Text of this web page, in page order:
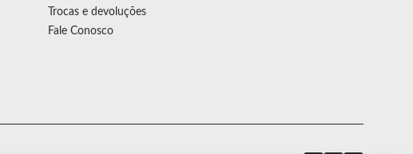
Trocas e devoluções
Fale Conosco